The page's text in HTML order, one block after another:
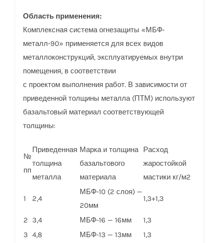
Область применения:
Комплексная система огнезащиты «МБФ-
металл-90» применяется для всех видов
металлоконструкций, эксплуатируемых внутри
помещения, в соответствии
с проектом выполнения работ. В зависимости от
приведенной толщины металла (ПТМ) используют
базальтовый материал соответствующей
толщины:
№
пп
Приведенная
толщина
металла
Марка и толщина
базальтового
материала
Расход
жаростойкой
мастики кг/м2
1 2,4
МБФ-10 (2 слоя) —
20мм
1,3+1,3
2 3,4 МБФ-16 — 16мм
1,3
3 4,8 МБФ-13 — 13мм
1,3